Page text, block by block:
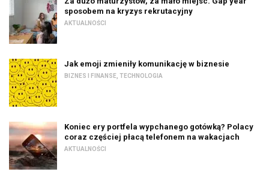
sposobem na kryzys rekrutacyjny
AKTUALNOŚCI
Jak emoji zmieniły komunikację w biznesie
BIZNES I FINANSE TECHNOLOGIA
Koniec ery portfela wypchanego gotówką? Polacy
coraz częściej płacą telefonem na wakacjach
AKTUALNOŚCI